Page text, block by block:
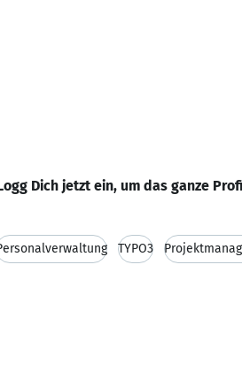
Dich jetzt ein, um das ganze
TYPO3